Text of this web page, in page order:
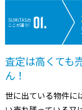
SUMiTASの
ここが違う!
査定は高くても
ん！
世に出ている物件に